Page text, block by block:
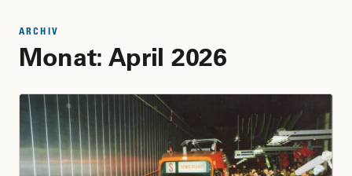
ARCHIV
Monat: April 2026